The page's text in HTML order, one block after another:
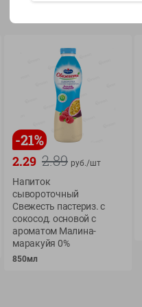
Оплата
Возврат товара
Оформление заказа
Приемка товара
-21%
2.89
2.29 руб./шт
Напиток
сывороточный
Свежесть пастериз. с
сокосод. основой с
ароматом Малина-
маракуйя 0%
850мл